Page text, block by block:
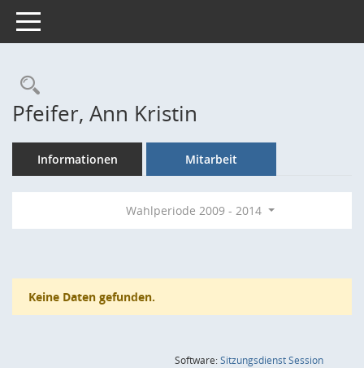
Toggle navigation
Rechercheauswahl
Pfeifer, Ann Kristin
Informationen Mitarbeit
Wahlperiode 2009 - 2014
Keine Daten gefunden.
Software:SitzungsdienstSession(Wird in